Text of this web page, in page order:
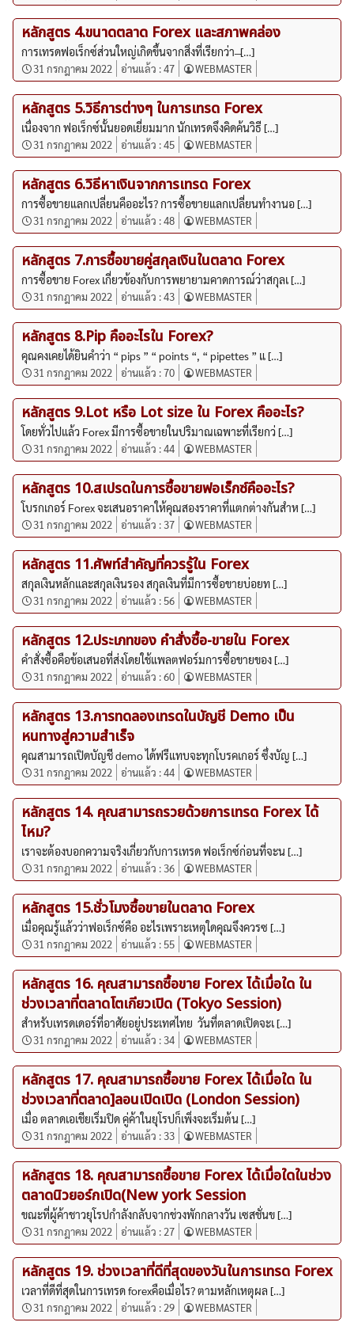
หลักสูตร 4.ขนาดตลาด Forex และสภาพคล่อง
การเทรดฟอเร็กซ์ส่วนใหญ่เกิดขึ้นจากสิ่งที่เรียกว่า ̶ […]
31 กรกฎาคม 2022 อ่านแล้ว :47 WEBMASTER
หลักสูตร 5.วิธีการต่างๆ ในการเทรด Forex
เนื่องจาก ฟอเร็กซ์นั้นยอดเยี่ยมมาก นักเทรดจึงคิดค้นวิธี […]
31 กรกฎาคม 2022 อ่านแล้ว :45 WEBMASTER
หลักสูตร 6.วิธีหาเงินจากการเทรด Forex
การซื้อขายแลกเปลี่ยนคืออะไร? การซื้อขายแลกเปลี่ยนทำงานอ […]
31 กรกฎาคม 2022 อ่านแล้ว :48 WEBMASTER
หลักสูตร 7.การซื้อขายคู่สกุลเงินในตลาด Forex
การซื้อขาย Forex เกี่ยวข้องกับการพยายามคาดการณ์ว่าสกุลเ […]
31 กรกฎาคม 2022 อ่านแล้ว :43 WEBMASTER
หลักสูตร 8.Pip คืออะไรใน Forex?
คุณคงเคยได้ยินคำว่า “ pips ” “ points “, “ pipettes ” แ […]
31 กรกฎาคม 2022 อ่านแล้ว :70 WEBMASTER
หลักสูตร 9.Lot หรือ Lot size ใน Forex คืออะไร?
โดยทั่วไปแล้ว Forex มีการซื้อขายในปริมาณเฉพาะที่เรียกว่ […]
31 กรกฎาคม 2022 อ่านแล้ว :44 WEBMASTER
หลักสูตร 10.สเปรดในการซื้อขายฟอเร็กซ์คืออะไร?
โบรกเกอร์ Forex จะเสนอราคาให้คุณสองราคาที่แตกต่างกันสำห […]
31 กรกฎาคม 2022 อ่านแล้ว :37 WEBMASTER
หลักสูตร 11.ศัพท์สำคัญที่ควรรู้ใน Forex
สกุลเงินหลักและสกุลเงินรอง สกุลเงินที่มีการซื้อขายบ่อยท […]
31 กรกฎาคม 2022 อ่านแล้ว :56 WEBMASTER
หลักสูตร 12.ประเภทของ คำสั่งซื้อ-ขายใน Forex
คำสั่งซื้อคือข้อเสนอที่ส่งโดยใช้แพลตฟอร์มการซื้อขายของ […]
31 กรกฎาคม 2022 อ่านแล้ว :60 WEBMASTER
หลักสูตร 13.การทดลองเทรดในบัญชี Demo เป็น
หนทางสู่ความสำเร็จ
คุณสามารถเปิดบัญชี demo ได้ฟรีแทบจะทุกโบรคเกอร์ ซึ่งบัญ […]
31 กรกฎาคม 2022 อ่านแล้ว :44 WEBMASTER
หลักสูตร 14. คุณสามารถรวยด้วยการเทรด Forex ได้
ไหม?
เราจะต้องบอกความจริงเกี่ยวกับการเทรด ฟอเร็กซ์ก่อนที่จะน […]
31 กรกฎาคม 2022 อ่านแล้ว :36 WEBMASTER
หลักสูตร 15.ชั่วโมงซื้อขายในตลาด Forex
เมื่อคุณรู้แล้วว่าฟอเร็กซ์คือ อะไรเพราะเหตุใดคุณจึงควรซ […]
31 กรกฎาคม 2022 อ่านแล้ว :55 WEBMASTER
หลักสูตร 16. คุณสามารถซื้อขาย Forex ได้เมื่อใด ใน
ช่วงเวลาที่ตลาดโตเกียวเปิด (Tokyo Session)
สำหรับเทรดเดอร์ที่อาศัยอยู่ประเทศไทย วันที่ตลาดเปิดจะเ […]
31 กรกฎาคม 2022 อ่านแล้ว :34 WEBMASTER
หลักสูตร 17. คุณสามารถซื้อขาย Forex ได้เมื่อใด ใน
ช่วงเวลาที่ตลาด]ลอนเปิดเปิด (London Session)
เมื่อ ตลาดเอเชียเริ่มปิด คู่ค้าในยุโรปก็เพิ่งจะเริ่มต้น […]
31 กรกฎาคม 2022 อ่านแล้ว :33 WEBMASTER
หลักสูตร 18. คุณสามารถซื้อขาย Forex ได้เมื่อใดในช่วง
ตลาดนิวยอร์กเปิด(New york Session
ขณะที่ผู้ค้าชาวยุโรปกำลังกลับจากช่วงพักกลางวัน เซสชั่นข […]
31 กรกฎาคม 2022 อ่านแล้ว :27 WEBMASTER
หลักสูตร 19. ช่วงเวลาที่ดีที่สุดของวันในการเทรด Forex
เวลาที่ดีที่สุดในการเทรด forexคือเมื่อไร? ตามหลักเหตุผล […]
31 กรกฎาคม 2022 อ่านแล้ว :29 WEBMASTER